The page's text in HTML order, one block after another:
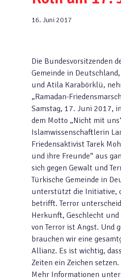
16. Juni 2017
Die Bundesvorsitzenden
Gemeinde in
und Atila Karabörklü,
„Ramadan-
Samstag, 17. Juni 2017,
dem Motto „Nicht mit
Islamwissenschaftlerin
Friedensaktivist Tarek
und ihre Freunde“ aus
sich gegen Gewalt und
Türkische Gemeinde in
unterstützt die Initiative,
betrifft. Terror
Herkunft, Geschlecht und
von Terror ist Angst. Und
brauchen wir eine
Allianz. Es ist wichtig,
Zeiten ein Zeichen setzen.
Mehr Informationen